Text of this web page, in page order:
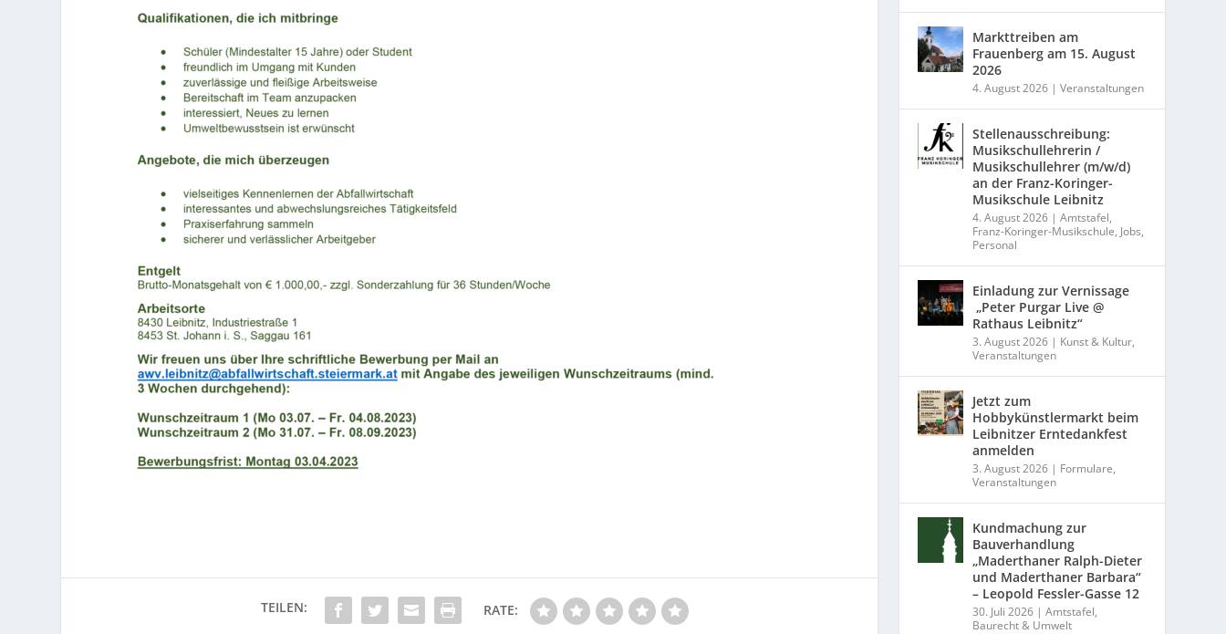
RATE:
Markttreiben am
Frauenberg am 15. August
2026
4. August 2026 |Veranstaltungen
Stellenausschreibung:
Musikschullehrerin /
Musikschullehrer (m/w/d)
an der Franz-Koringer-
Musikschule Leibnitz
4. August 2026 |Amtstafel,
Franz-Koringer-Musikschule, Jobs,
Personal
Einladung zur Vernissage
„Peter Purgar Live @
Rathaus Leibnitz“
3. August 2026 | Kunst & Kultur,
Veranstaltungen
Jetzt zum
Hobbykünstlermarkt beim
Leibnitzer Erntedankfest
anmelden
3. August 2026 | Formulare,
Veranstaltungen
Kundmachung zur
Bauverhandlung
„Maderthaner Ralph-Dieter
und Maderthaner Barbara“
– Leopold Fessler-Gasse 12
30. Juli 2026 |Amtstafel,
Baurecht & Umwelt